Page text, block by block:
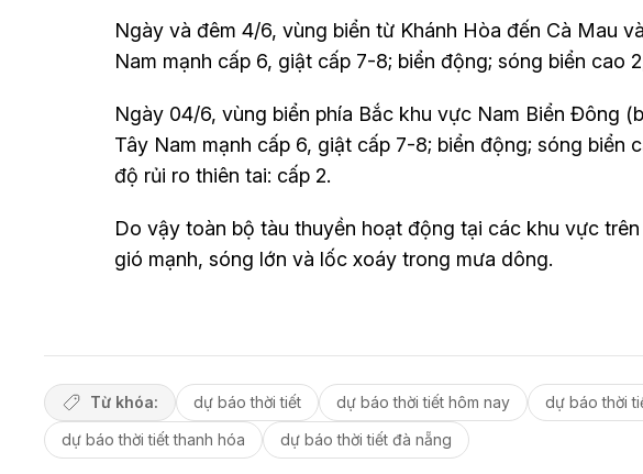
Ngày và đêm 4/6, vùng biển từ Khánh Hòa đến Cà Mau
Nam mạnh cấp 6, giật cấp 7-8; biển động; sóng biển cao
Ngày 04/6, vùng biển phía Bắc khu vực Nam Biển Đông
Tây Nam mạnh cấp 6, giật cấp 7-8; biển động; sóng biển
độ rủi ro thiên tai: cấp 2.
Do vậy toàn bộ tàu thuyền hoạt động tại các khu vực
gió mạnh, sóng lớn và lốc xoáy trong mưa dông.
Từ khóa: dự báo thời tiết dự báo thời tiết hôm nay dự báo thời
dự báo thời tiết thanh hóa
dự báo thời tiết đà nẵng